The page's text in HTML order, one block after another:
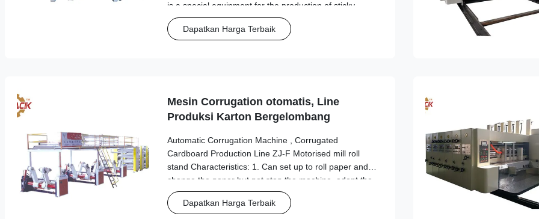
is a special equipment for the production of sticky
insect board. Adhesive, punching, slitting can be done
on this device at once. The device is easy ...
Dapatkan Harga Terbaik
Mesin Corrugation otomatis, Line
Produksi Karton Bergelombang
Automatic Corrugation Machine , Corrugated
Cardboard Production Line ZJ-F Motorised mill roll
stand Characteristics: 1. Can set up to roll paper and
change the paper but not stop the machine ,adopt the
mechiniacal driver to finish the base paper clamp ,rise
and down , loose or moving . 2. Effective ...
Dapatkan Harga Terbaik